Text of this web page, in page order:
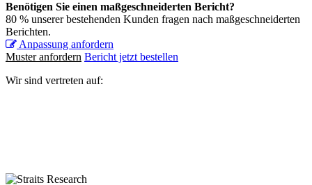
Benötigen Sie einen maßgeschneiderten Bericht?
80 % unserer bestehenden Kunden fragen nach maßgeschneiderten
Berichten.
Anpassung anfordern
Muster anfordern Bericht jetzt bestellen
Wir sind vertreten auf: